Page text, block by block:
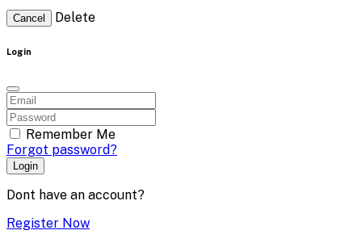
Cancel Delete
Login
Remember Me
Forgot password?
Login
Dont have an account?
Register Now